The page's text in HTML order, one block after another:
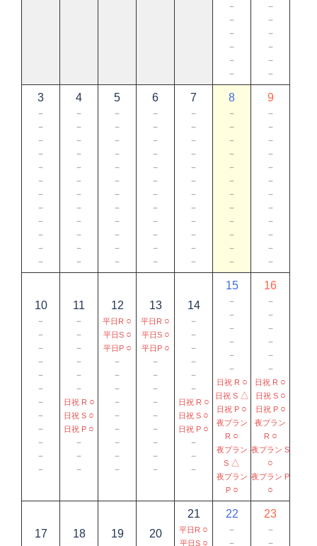
－
－
－
－
－
－
－
－
－
－
－
－
3
－
－
－
－
－
－
－
－
－
－
－
－
4
－
－
－
－
－
－
－
－
－
－
－
－
5
－
－
－
－
－
－
－
－
－
－
－
－
6
－
－
－
－
－
－
－
－
－
－
－
－
7
－
－
－
－
－
－
－
－
－
－
－
－
8
－
－
－
－
－
－
－
－
－
－
－
－
9
－
－
－
－
－
－
－
－
－
－
－
－
10
－
－
－
－
－
－
－
－
－
－
－
－
11
－
－
－
－
－
－
日祝 R ○
日祝 S ○
日祝 P ○
－
－
－
12
平日R ○
平日S ○
平日P ○
－
－
－
－
－
－
－
－
－
13
平日R ○
平日S ○
平日P ○
－
－
－
－
－
－
－
－
－
14
－
－
－
－
－
－
日祝 R ○
日祝 S ○
日祝 P ○
－
－
－
15
－
－
－
－
－
－
日祝 R ○
日祝 S △
日祝 P ○
夜プラン
R ○
夜プラン
S △
夜プラン
P ○
16
－
－
－
－
－
－
日祝 R ○
日祝 S ○
日祝 P ○
夜プラン
R ○
夜プラン S
○
夜プラン P
○
17 18 19 20
21
平日R ○
平日S ○
22
－
－
23
－
－